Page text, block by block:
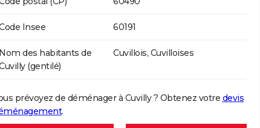
Insee 60191
Nom des habitants de
(gentilé)
Cuvillois, Cuvilloises
prévoyez de déménager à Cuvilly ? Obtenez votre devis
.